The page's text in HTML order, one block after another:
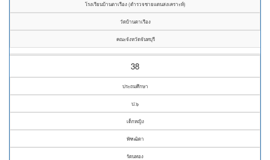
โรงเรียนบ้านตาเรือง (ตำรวจชายแดนสงเคราะห์)
วัดบ้านตาเรือง
คณะจังหวัดจันทบุรี
38
ประถมศึกษา
ป.๖
เด็กหญิง
พัฑฒิดา
รัตนทอง